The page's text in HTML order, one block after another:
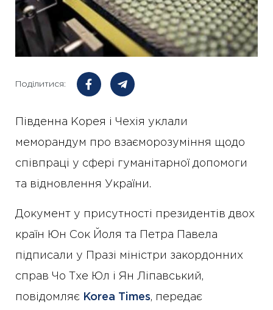
Поділитися:
Південна Корея і Чехія уклали
меморандум про взаєморозуміння щодо
співпраці у сфері гуманітарної допомоги
та відновлення України.
Документ у присутності президентів двох
країн Юн Сок Йоля та Петра Павела
підписали у Празі міністри закордонних
справ Чо Тхе Юл і Ян Ліпавський,
повідомляє Korea Times, передає